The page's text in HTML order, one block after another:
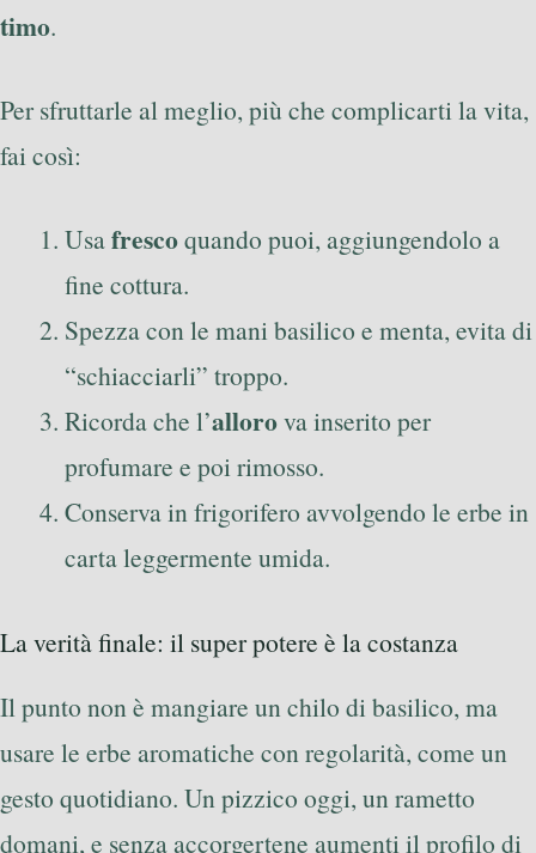
timo.
Per sfruttarle al meglio, più che complicarti la vita,
fai così:
Usafrescoquando puoi, aggiungendolo a
fine cottura.
Spezza con le mani basilico e menta, evita di
“schiacciarli” troppo.
Ricorda che l’allorova inserito per
profumare e poi rimosso.
Conserva in frigorifero avvolgendo le erbe in
carta leggermente umida.
La verità finale: il super potere è la costanza
Il punto non è mangiare un chilo di basilico, ma
usare le erbe aromatiche con regolarità, come un
gesto quotidiano. Un pizzico oggi, un rametto
domani, e senza accorgertene aumenti il profilo di